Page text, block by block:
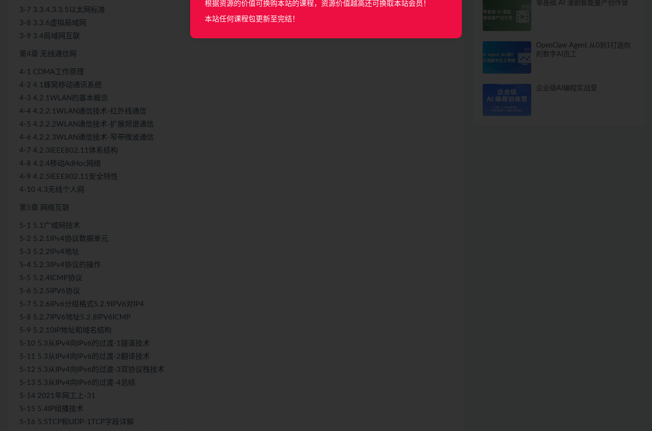
3-7 3.3.4.3.3.5以太网标准
3-8 3.3.6虚拟局域网
3-9 3.4局域网互联
第4章 无线通信网
4-1 CDMA工作原理
4-2 4.1蜂窝移动通讯系统
4-3 4.2.1WLAN的基本概念
4-4 4.2.2.1WLAN通信技术-红外线通信
4-5 4.2.2.2WLAN通信技术-扩展频谱通信
4-6 4.2.2.3WLAN通信技术-窄带微波通信
4-7 4.2.3IEEE802.11体系结构
4-8 4.2.4移动AdHoc网络
4-9 4.2.5IEEE802.11安全特性
4-10 4.3无线个人网
第5章 网络互联
5-1 5.1广域网技术
5-2 5.2.1IPv4协议数据单元
5-3 5.2.2IPv4地址
5-4 5.2.3IPv4协议的操作
5-5 5.2.4ICMP协议
5-6 5.2.5IPV6协议
5-7 5.2.6IPv6分组格式5.2.9IPV6对IP4
5-8 5.2.7IPV6地址5.2.8IPV6ICMP
5-9 5.2.10IP地址和域名结构
5-10 5.3从IPv4向IPv6的过渡-1隧道技术
5-11 5.3从IPv4向IPv6的过渡-2翻译技术
5-12 5.3从IPv4向IPv6的过渡-3双协议栈技术
5-13 5.3从IPv4向IPv6的过渡-4总结
5-14 2021年网工上-31
5-15 5.4IP组播技术
5-16 5.5TCP和UDP-1TCP字段详解
零基础 AI 漫剧智能量产创作营
OpenClaw Agent 从0到1打造你
的数字AI员工
企业级AI编程实战营
根据资源的价值可换购本站的课程，资源价值越高还可换取本站会员！
本站任何课程包更新至完结！